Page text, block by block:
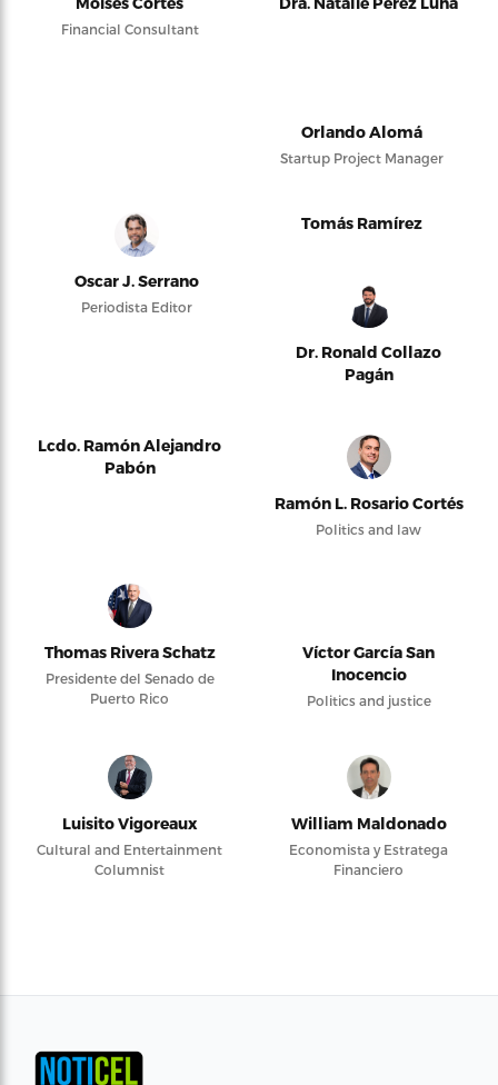
Financial Consultant
Orlando Alomá
Startup Project Manager
Oscar J. Serrano
Periodista Editor
Tomás Ramírez
Dr. Ronald Collazo
Pagán
Lcdo. Ramón Alejandro
Pabón
Ramón L. Rosario Cortés
Politics and law
Thomas Rivera Schatz
Presidente del Senado de
Puerto Rico
Víctor García San
Inocencio
Politics and justice
Luisito Vigoreaux
Cultural and Entertainment
Columnist
William Maldonado
Economista y Estratega
Financiero